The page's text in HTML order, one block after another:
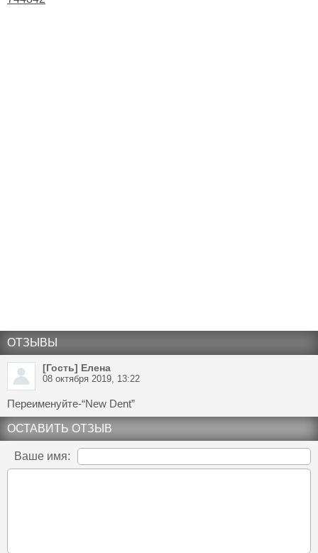
ОТЗЫВЫ
[Гость] Елена
08 октября 2019, 13:22
Переименуйте-“New Dent”
ОСТАВИТЬ ОТЗЫВ
Ваше имя: